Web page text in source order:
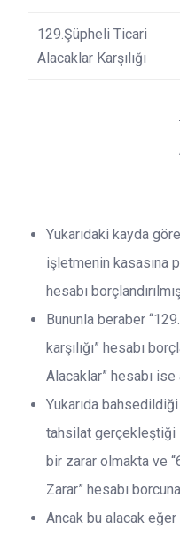
129.Şüpheli Ticari
Alacaklar Karşılığı
Yukarıdaki kayda
işletmenin kasasına
hesabı
Bununla beraber
karşılığı” hesabı
Alacaklar” hesabı ise
Yukarıda
tahsilat gerçekleştiği
bir zarar olmakta ve
Zarar” hesabı
Ancak bu alacak